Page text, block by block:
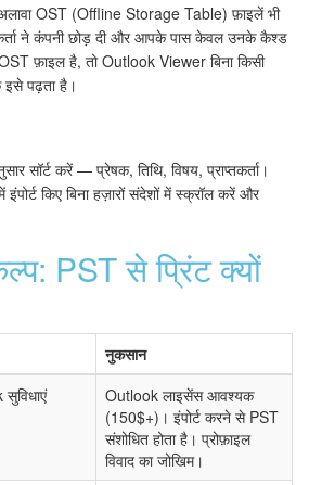
OST (Offline Storage Table) फ़ाइलें भी
ने कंपनी छोड़ दी और आपके पास केवल उनके कैश्ड
फ़ाइल है, तो Outlook Viewer बिना किसी
पढ़ता है।
सॉर्ट करें — प्रेषक, तिथि, विषय, प्राप्तकर्ता।
किए बिना हज़ारों संदेशों में स्क्रॉल करें और
PST से प्रिंट क्यों
नुकसान
Outlook लाइसेंस आवश्यक
(150$+)। इंपोर्ट करने से PST
संशोधित होता है। प्रोफ़ाइल
विवाद का जोखिम।